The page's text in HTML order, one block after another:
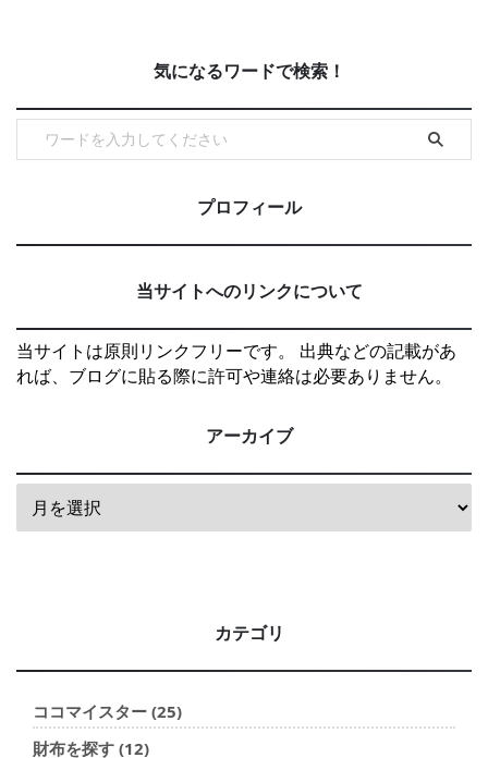
気になるワードで検索！
プロフィール
当サイトへのリンクについて
当サイトは原則リンクフリーです。 出典などの記載があ
れば、ブログに貼る際に許可や連絡は必要ありません。
アーカイブ
カテゴリ
ココマイスター (25)
財布を探す (12)